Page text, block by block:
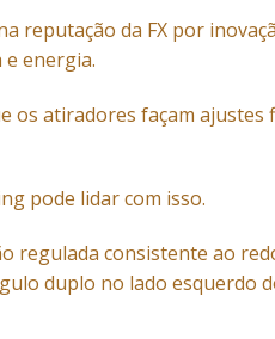
reputação da FX por
energia.
os atiradores façam ajustes
pode lidar com isso.
regulada consistente ao
duplo no lado esquerdo